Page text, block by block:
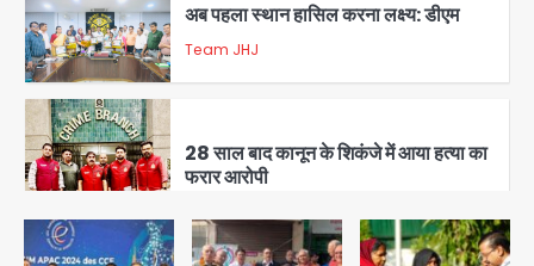
4
अब पहला स्थान हासिल करना लक्ष्य: डीएम
Team JHJ
28 साल बाद कानून के शिकंजे में आया हत्या का
फरार आरोपी